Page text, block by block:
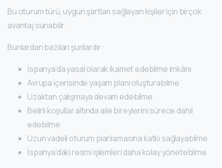
Bu oturum türü, uygun şartları sağlayan kişiler için birçok
avantaj sunabilir.
Bunlardan bazıları şunlardır:
İspanya’da yasal olarak ikamet edebilme imkânı
Avrupa içerisinde yaşam planı oluşturabilme
Uzaktan çalışmaya devam edebilme
Belirli koşullar altında aile bireylerini sürece dahil
edebilme
Uzun vadeli oturum planlamasına katkı sağlayabilme
İspanya’daki resmi işlemleri daha kolay yönetebilme